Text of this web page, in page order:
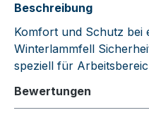
Beschreibung
Komfort und Schutz bei
Winterlammfell
speziell für
Bewertungen